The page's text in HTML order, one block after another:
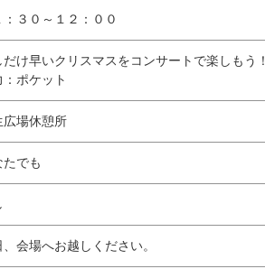
：３０～１２：００
だけ早いクリスマスをコンサートで楽しもう！
：ポケット
広場休憩所
たでも
、会場へお越しください。